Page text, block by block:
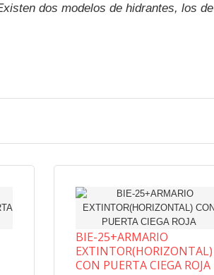
dos modelos de hidrantes, los de
BIE-25+ARMARIO
EXTINTOR(HORIZONTAL)
CON PUERTA CIEGA ROJA